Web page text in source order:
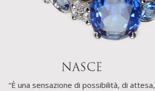
“È una sensazione di possibilità, di attesa,